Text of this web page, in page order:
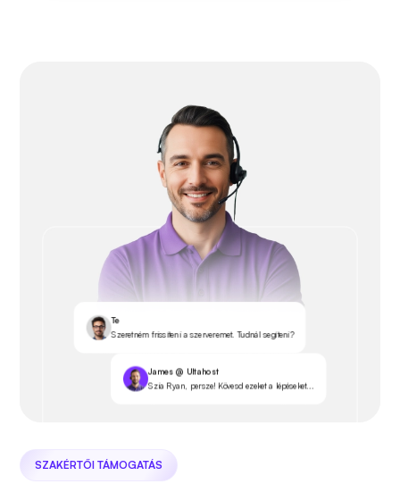
Te
Szeretném frissíteni a szerveremet. Tudnál segíteni?
James @ Ultahost
Szia Ryan, persze! Kövesd ezeket a lépéseket...
SZAKÉRTŐI TÁMOGATÁS